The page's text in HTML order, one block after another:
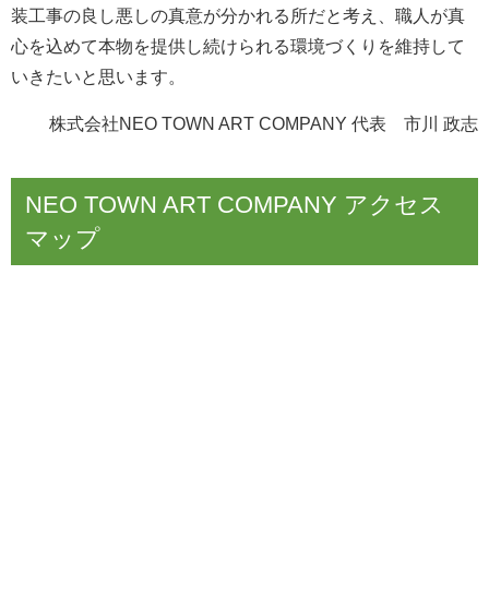
装工事の良し悪しの真意が分かれる所だと考え、職人が真
心を込めて本物を提供し続けられる環境づくりを維持して
いきたいと思います。
株式会社NEO TOWN ART COMPANY 代表 市川 政志
NEO TOWN ART COMPANY アクセス
マップ